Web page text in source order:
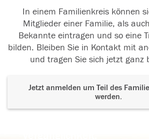
In einem Familienkreis können
Mitglieder einer Familie, als
Bekannte eintragen und so eine
bilden. Bleiben Sie in Kontakt mit
und tragen Sie sich jetzt ganz
Jetzt anmelden um Teil des
werden.